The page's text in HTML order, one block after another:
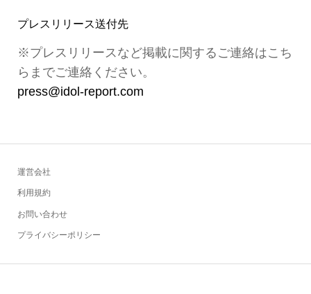
プレスリリース送付先
※プレスリリースなど掲載に関するご連絡はこち
らまでご連絡ください。
press@idol-report.com
運営会社
利用規約
お問い合わせ
プライバシーポリシー